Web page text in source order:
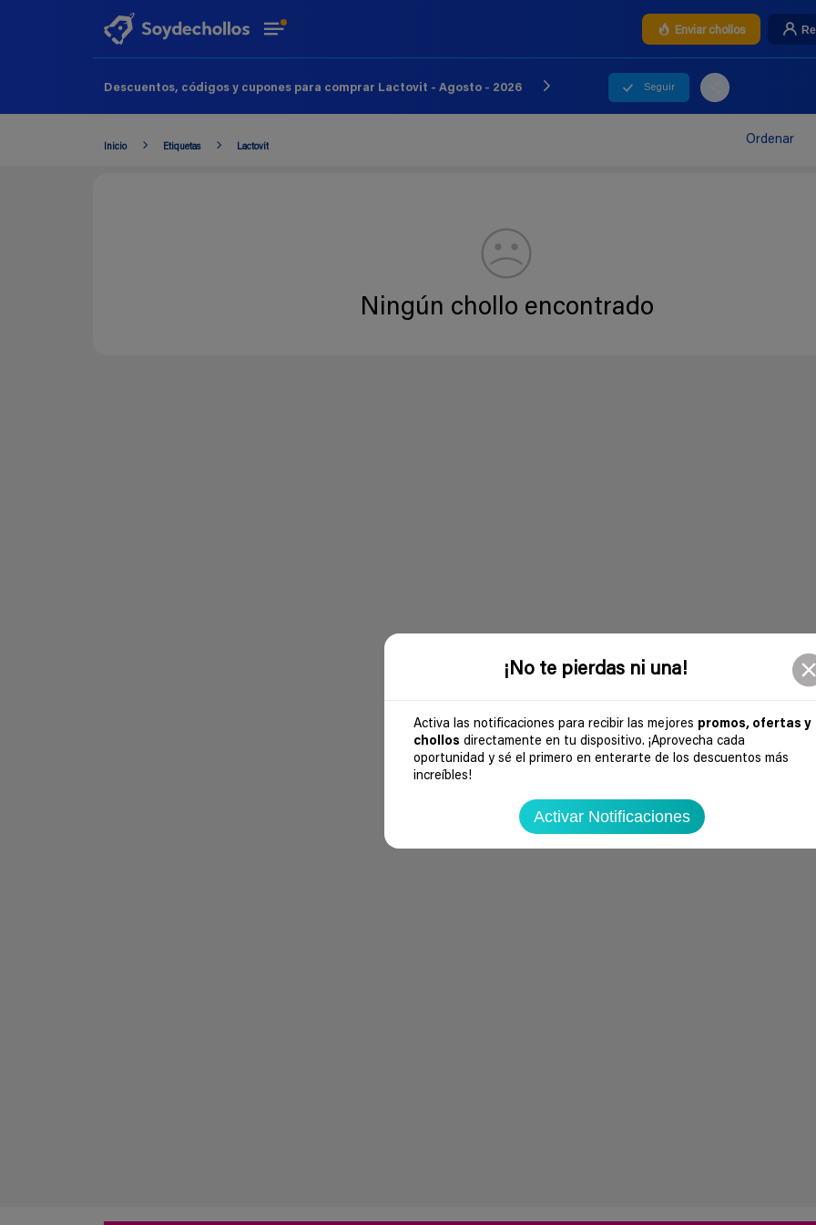
¡No te pierdas ni una!
Activa las notificaciones para recibir las mejores promos, ofertas y
chollos directamente en tu dispositivo. ¡Aprovecha cada
oportunidad y sé el primero en enterarte de los descuentos más
increíbles!
Activar Notificaciones
Enviar chollos
Descuentos, códigos y cupones para comprar Lactovit - Agosto - 2026 Seguir
Inicio Etiquetas Lactovit Ordenar
Ningún chollo encontrado